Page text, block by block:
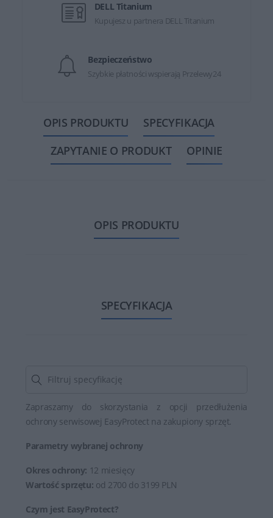
DELL Titanium
Kupujesz u partnera DELL Titanium
Bezpieczeństwo
Szybkie płatności wspierają Przelewy24
OPIS PRODUKTU
SPECYFIKACJA
ZAPYTANIE O PRODUKT
OPINIE
OPIS PRODUKTU
SPECYFIKACJA
Zapraszamy do skorzystania z opcji przedłużenia
ochrony serwisowej EasyProtect na zakupiony sprzęt.
Parametry wybranej ochrony
Okres ochrony: 12 miesięcy
Wartość sprzętu: od 2700 do 3199 PLN
Czym jest EasyProtect?